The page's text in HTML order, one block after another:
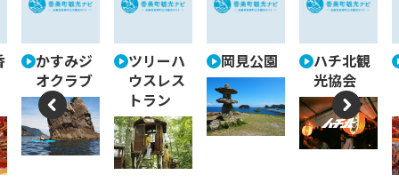
P
re
N
e
かすみジ
オクラブ
ツリーハ
ウスレス
トラン
岡見公園
ハチ北観
光協会